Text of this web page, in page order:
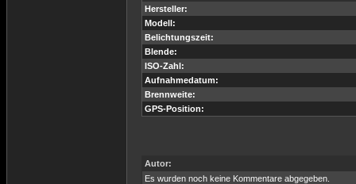
Hersteller:
Modell:
Belichtungszeit:
Blende:
ISO-Zahl:
Aufnahmedatum:
Brennweite:
GPS-Position:
Autor:
Es wurden noch keine Kommentare abgegeben.